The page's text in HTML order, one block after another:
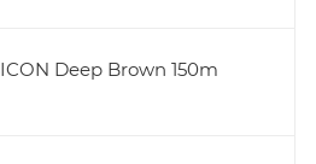
Deep Brown 150m